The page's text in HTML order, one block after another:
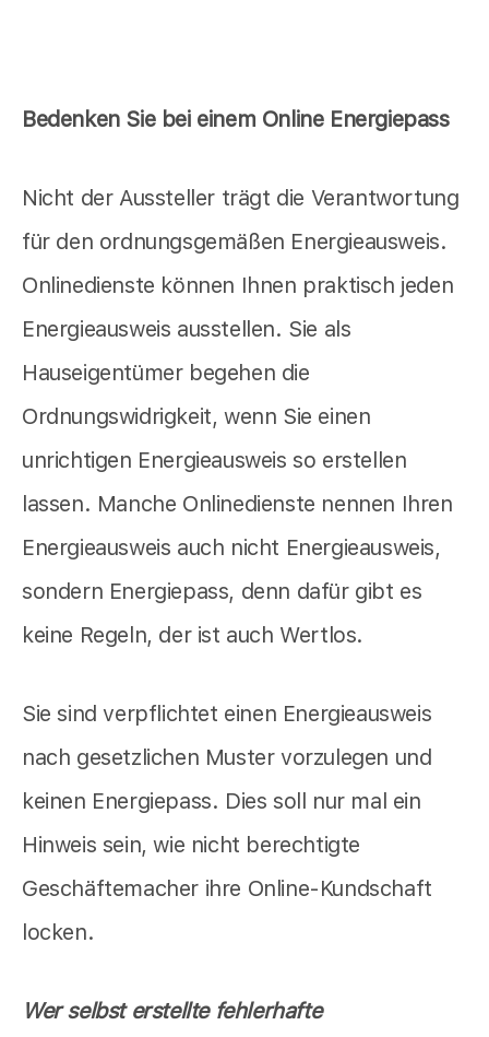
Bedenken Sie bei einem Online Energiepass
Nicht der Aussteller trägt die Verantwortung
für den ordnungsgemäßen Energieausweis.
Onlinedienste können Ihnen praktisch jeden
Energieausweis ausstellen. Sie als
Hauseigentümer begehen die
Ordnungswidrigkeit, wenn Sie einen
unrichtigen Energieausweis so erstellen
lassen. Manche Onlinedienste nennen Ihren
Energieausweis auch nicht Energieausweis,
sondern Energiepass, denn dafür gibt es
keine Regeln, der ist auch Wertlos.
Sie sind verpflichtet einen Energieausweis
nach gesetzlichen Muster vorzulegen und
keinen Energiepass. Dies soll nur mal ein
Hinweis sein, wie nicht berechtigte
Geschäftemacher ihre Online-Kundschaft
locken.
Wer selbst erstellte fehlerhafte